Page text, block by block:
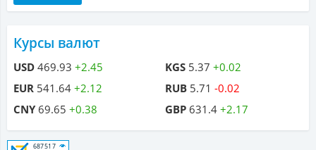
Курсы валют
USD 469.93 +2.45
EUR 541.64 +2.12
CNY69.65 +0.38
KGS 5.37 +0.02
RUB 5.71 -0.02
GBP 631.4 +2.17